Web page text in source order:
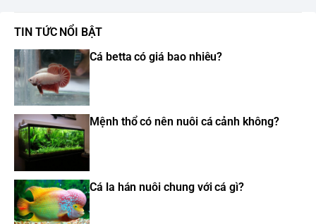
TIN TỨC NỔI BẬT
Cá betta có giá bao nhiêu?
Mệnh thổ có nên nuôi cá cảnh không?
Cá la hán nuôi chung với cá gì?